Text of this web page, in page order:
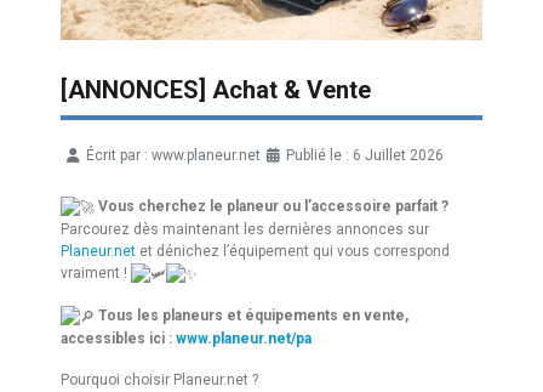
[ANNONCES] Achat & Vente
Écrit par : www.planeur.net Publié le : 6 Juillet 2026
Vous cherchez le planeur ou l’accessoire parfait ?
Parcourez dès maintenant les dernières annonces sur
Planeur.net et dénichez l’équipement qui vous correspond
vraiment !
Tous les planeurs et équipements en vente,
accessibles ici : www.planeur.net/pa
Pourquoi choisir Planeur.net ?